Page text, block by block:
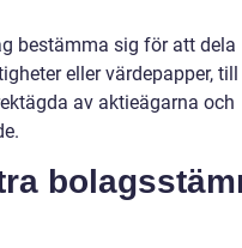
bestämma sig för att dela
eller värdepapper, till
av aktieägarna och